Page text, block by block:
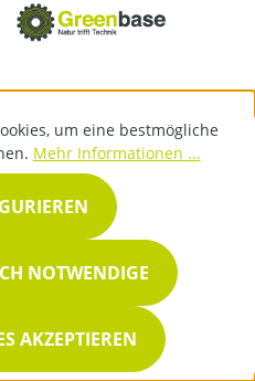
um eine bestmögliche
Mehr Informationen ...
NOTWENDIGE
AKZEPTIEREN